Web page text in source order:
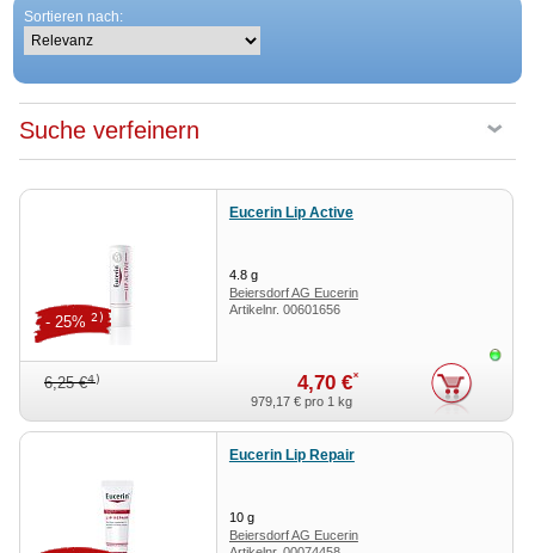
Sortieren nach:
Suche verfeinern
Eucerin Lip Active
4.8 g
Beiersdorf AG Eucerin
Artikelnr. 00601656
6,25 €4) 4,70 €*
- 25%2)
979,17 €pro 1 kg
Eucerin Lip Repair
10 g
Beiersdorf AG Eucerin